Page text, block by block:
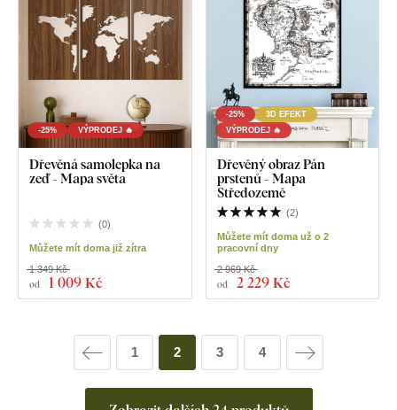
-25% VÝPRODEJ 🔥
Dřevěná samolepka na
zeď - Mapa světa
(0)
Můžete mít doma již zítra
od 1 009 Kč
1 349 Kč
-25%
3D EFEKT
VÝPRODEJ 🔥
Dřevěný obraz Pán
prstenů - Mapa
Středozemě
(2)
Můžete mít doma už o 2
pracovní dny
od 2 229 Kč
2 969 Kč
1 2 3 4